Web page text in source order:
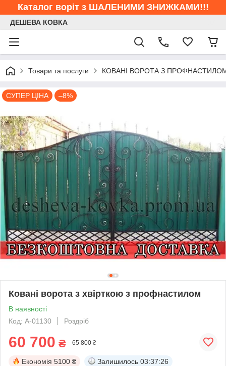
Каталог воріт з ШАЛЕНИМИ ЗНИЖКАМИ!!!
ДЕШЕВА КОВКА
Товари та послуги КОВАНІ ВОРОТА З
СУПЕР ЦІНА –8%
Ковані ворота з хвірткою з профнастилом
В наявності
Код: А-01130
Роздріб
60 700 ₴ 65 800 ₴
Економія 5100 ₴ Залишилось 03:37:25